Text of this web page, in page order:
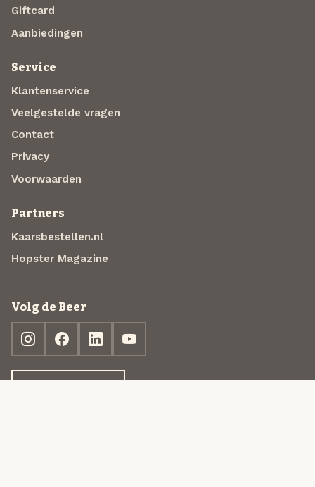
Giftcard
Aanbiedingen
Service
Klantenservice
Veelgestelde vragen
Contact
Privacy
Voorwaarden
Partners
Kaarsbestellen.nl
Hopster Magazine
Volg de Beer